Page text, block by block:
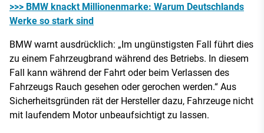
>>> BMW knackt Millionenmarke: Warum Deutschlands
Werke so stark sind
BMW warnt ausdrücklich: „Im ungünstigsten Fall führt dies
zu einem Fahrzeugbrand während des Betriebs. In diesem
Fall kann während der Fahrt oder beim Verlassen des
Fahrzeugs Rauch gesehen oder gerochen werden.“ Aus
Sicherheitsgründen rät der Hersteller dazu, Fahrzeuge nicht
mit laufendem Motor unbeaufsichtigt zu lassen.